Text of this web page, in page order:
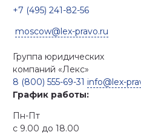
+7 (495) 241-82-56
moscow@lex-pravo.ru
Группа юридических
компаний «Лекс»
8 (800) 555-69-31 info@lex-
График работы:
Пн-Пт
с 9.00 до 18.00